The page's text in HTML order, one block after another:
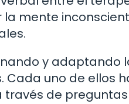
mente
y adaptando
Cada uno de ellos
través de preguntas